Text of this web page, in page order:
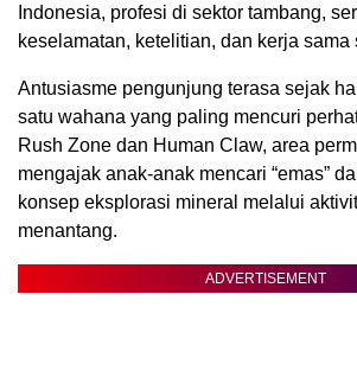
Indonesia, profesi di sektor tambang,
keselamatan, ketelitian, dan kerja sama
Antusiasme pengunjung terasa sejak
satu wahana yang paling mencuri
Rush Zone dan Human Claw, area
mengajak anak-anak mencari “emas”
konsep eksplorasi mineral melalui
menantang.
ADVERTISEMENT